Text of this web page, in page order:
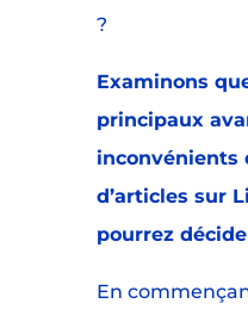
?
Examinons
principaux
inconvénients
d’articles sur
pourrez
En